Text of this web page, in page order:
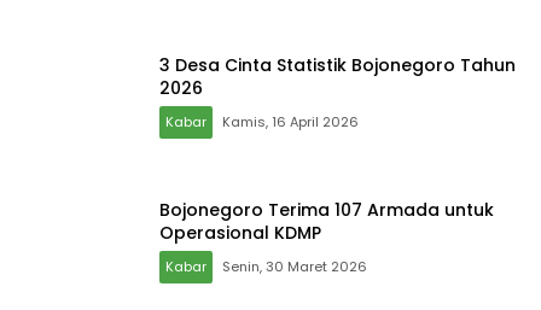
3 Desa Cinta Statistik Bojonegoro Tahun
2026
Kabar Kamis, 16 April 2026
Bojonegoro Terima 107 Armada untuk
Operasional KDMP
Kabar Senin, 30 Maret 2026